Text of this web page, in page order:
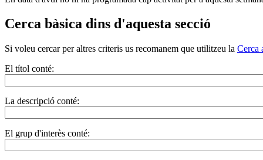
Cerca bàsica dins d'aquesta secció
Si voleu cercar per altres criteris us recomanem que utilitzeu la Cerca
El títol conté:
La descripció conté:
El grup d'interès conté: